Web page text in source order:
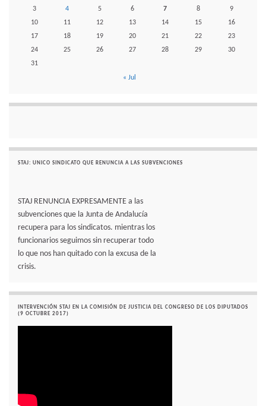
3
4 5 6 7 8
9
10
11 12 13 14 15
16
17
18 19 20 21 22
23
24
25 26 27 28 29
30
31
« Jul
STAJ: UNICO SINDICATO QUE RENUNCIA A LAS SUBVENCIONES
STAJ RENUNCIA EXPRESAMENTE a las
subvenciones que la Junta de Andalucía
recupera para los sindicatos. mientras los
funcionarios seguimos sin recuperar todo
lo que nos han quitado con la excusa de la
crisis.
INTERVENCIÓN STAJ EN LA COMISIÓN DE JUSTICIA DEL CONGRESO DE LOS DIPUTADOS
(9 OCTUBRE 2017)